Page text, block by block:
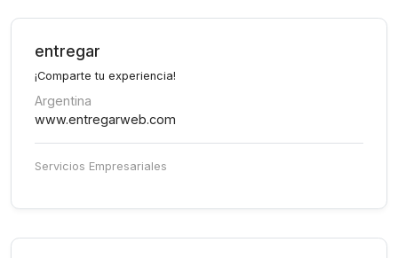
entregar
¡Comparte tu experiencia!
Argentina
www.entregarweb.com
Servicios Empresariales